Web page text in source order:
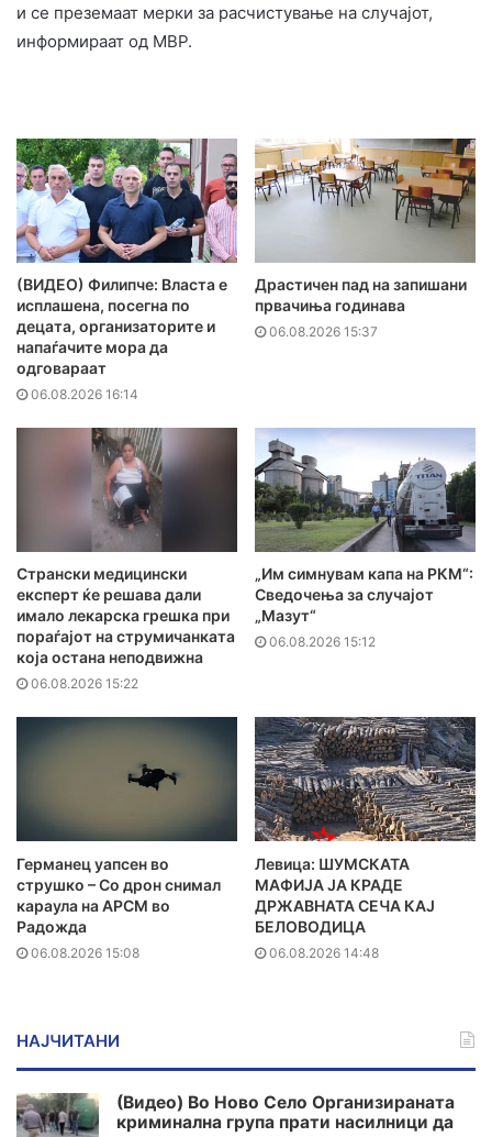
и се преземаат мерки за расчистување на случајот,
информираат од МВР.
(ВИДЕО) Филипче: Власта е
исплашена, посегна по
децата, организаторите и
напаѓачите мора да
одговараат
06.08.2026 16:14
Драстичен пад на запишани
првачиња годинава
06.08.2026 15:37
Странски медицински
експерт ќе решава дали
имало лекарска грешка при
пораѓајот на струмичанката
која остана неподвижна
06.08.2026 15:22
„Им симнувам капа на РКМ“:
Сведочења за случајот
„Мазут“
06.08.2026 15:12
Германец уапсен во
струшко – Со дрон снимал
караула на АРСМ во
Радожда
06.08.2026 15:08
Левица: ШУМСКАТА
МАФИЈА ЈА КРАДЕ
ДРЖАВНАТА СЕЧА КАЈ
БЕЛОВОДИЦА
06.08.2026 14:48
НАЈЧИТАНИ
(Видео) Во Ново Село Организираната
криминална група прати насилници да